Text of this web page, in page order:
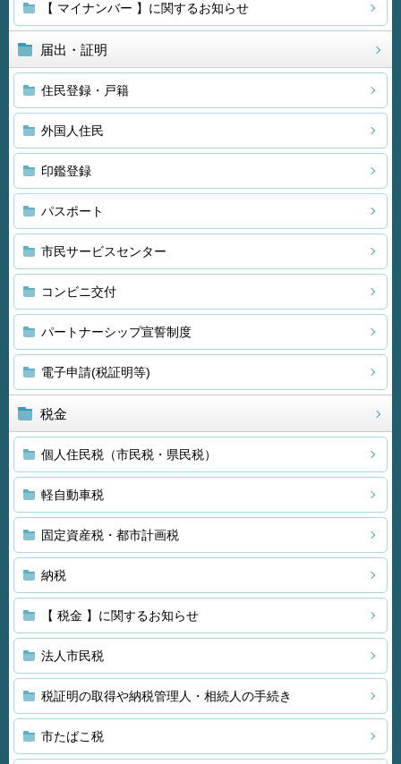
【 マイナンバー 】に関するお知らせ
届出・証明
住民登録・戸籍
外国人住民
印鑑登録
パスポート
市民サービスセンター
コンビニ交付
パートナーシップ宣誓制度
電子申請(税証明等)
税金
個人住民税（市民税・県民税）
軽自動車税
固定資産税・都市計画税
納税
【 税金 】に関するお知らせ
法人市民税
税証明の取得や納税管理人・相続人の手続き
市たばこ税